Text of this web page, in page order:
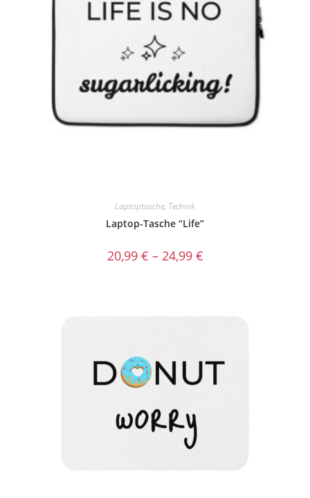
Laptoptasche, Technik
Laptop-Tasche “Life”
20,99 € – 24,99 €